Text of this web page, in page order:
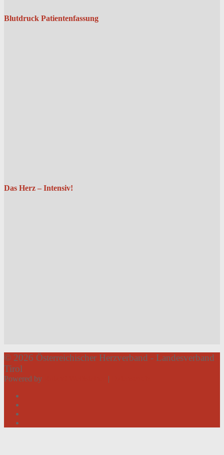
Blutdruck Patientenfassung
Das Herz – Intensiv!
© 2026 Österreichischer Herzverband - Landesverband
Tirol
Powered by |